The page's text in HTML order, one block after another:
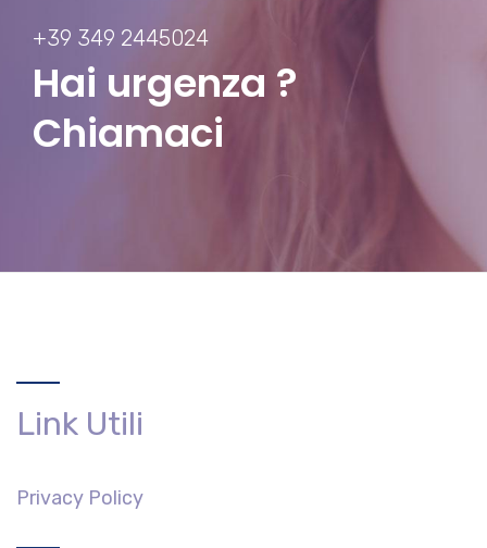
+39 349 2445024
Hai urgenza ?
Chiamaci
Link Utili
Privacy Policy